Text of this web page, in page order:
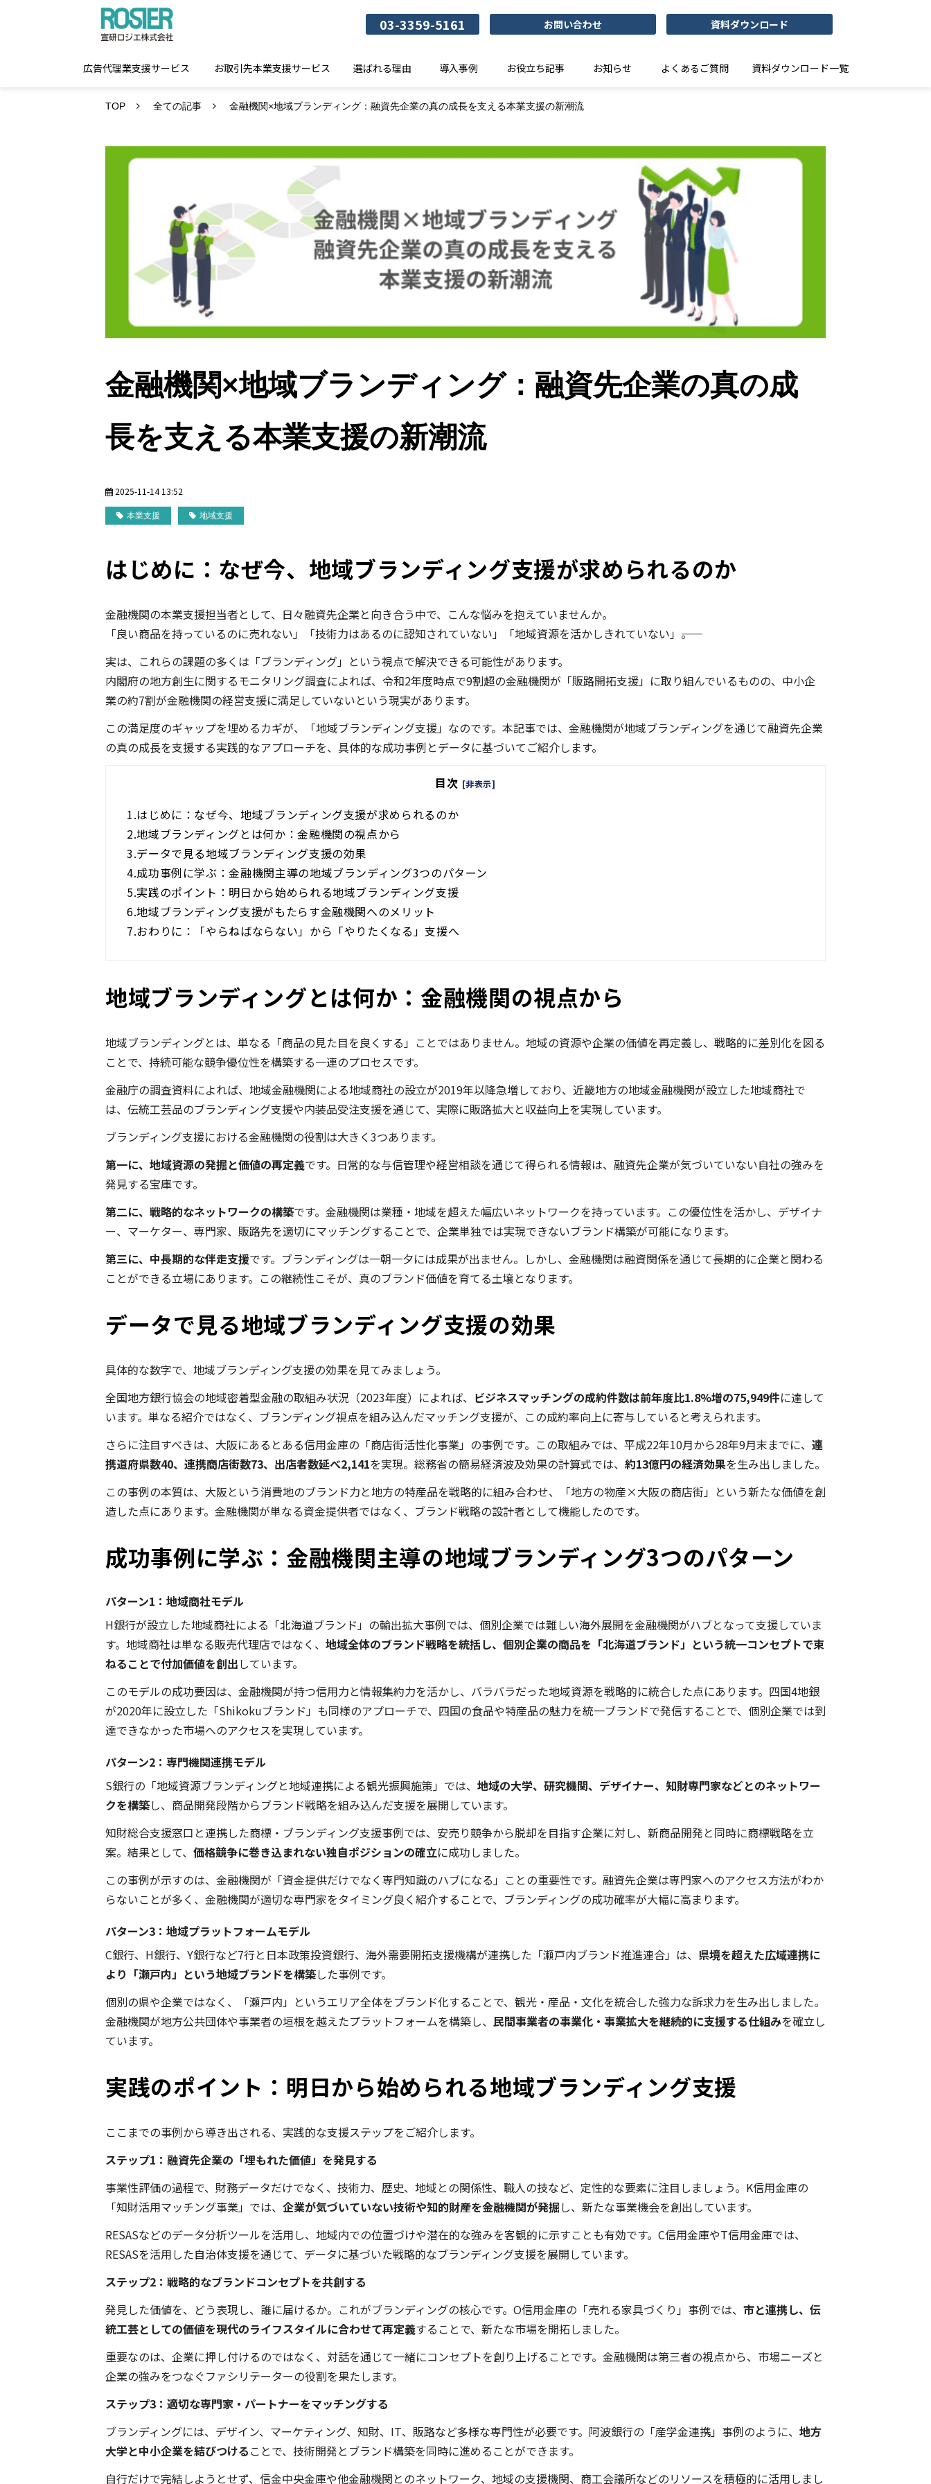
03-3359-5161 お問い合わせ 資料ダウンロード
広告代理業支援サービス お取引先本業支援サービス 選ばれる理由 導入事例 お役立ち記事 お知らせ よくあるご質問 資料ダウンロード一覧
TOP 全ての記事 金融機関×地域ブランディング：融資先企業の真の成長を支える本業支援の新潮流
金融機関×地域ブランディング：融資先企業の真の成
長を支える本業支援の新潮流
2025-11-14 13:52
本業支援 地域支援
はじめに：なぜ今、地域ブランディング支援が求められるのか
金融機関の本業支援担当者として、日々融資先企業と向き合う中で、こんな悩みを抱えていませんか。
「良い商品を持っているのに売れない」「技術力はあるのに認知されていない」「地域資源を活かしきれていない」――。
実は、これらの課題の多くは「ブランディング」という視点で解決できる可能性があります。
内閣府の地方創生に関するモニタリング調査によれば、令和2年度時点で9割超の金融機関が「販路開拓支援」に取り組んでいるものの、中小企
業の約7割が金融機関の経営支援に満足していないという現実があります。
この満足度のギャップを埋めるカギが、「地域ブランディング支援」なのです。本記事では、金融機関が地域ブランディングを通じて融資先企業
の真の成長を支援する実践的なアプローチを、具体的な成功事例とデータに基づいてご紹介します。
目次 [非表示]
1.はじめに：なぜ今、地域ブランディング支援が求められるのか
2.地域ブランディングとは何か：金融機関の視点から
3.データで見る地域ブランディング支援の効果
4.成功事例に学ぶ：金融機関主導の地域ブランディング3つのパターン
5.実践のポイント：明日から始められる地域ブランディング支援
6.地域ブランディング支援がもたらす金融機関へのメリット
7.おわりに：「やらねばならない」から「やりたくなる」支援へ
地域ブランディングとは何か：金融機関の視点から
地域ブランディングとは、単なる「商品の見た目を良くする」ことではありません。地域の資源や企業の価値を再定義し、戦略的に差別化を図る
ことで、持続可能な競争優位性を構築する一連のプロセスです。
金融庁の調査資料によれば、地域金融機関による地域商社の設立が2019年以降急増しており、近畿地方の地域金融機関が設立した地域商社で
は、伝統工芸品のブランディング支援や内装品受注支援を通じて、実際に販路拡大と収益向上を実現しています。
ブランディング支援における金融機関の役割は大きく3つあります。
第一に、地域資源の発掘と価値の再定義です。日常的な与信管理や経営相談を通じて得られる情報は、融資先企業が気づいていない自社の強みを
発見する宝庫です。
第二に、戦略的なネットワークの構築です。金融機関は業種・地域を超えた幅広いネットワークを持っています。この優位性を活かし、デザイナ
ー、マーケター、専門家、販路先を適切にマッチングすることで、企業単独では実現できないブランド構築が可能になります。
第三に、中長期的な伴走支援です。ブランディングは一朝一夕には成果が出ません。しかし、金融機関は融資関係を通じて長期的に企業と関わる
ことができる立場にあります。この継続性こそが、真のブランド価値を育てる土壌となります。
データで見る地域ブランディング支援の効果
具体的な数字で、地域ブランディング支援の効果を見てみましょう。
全国地方銀行協会の地域密着型金融の取組み状況（2023年度）によれば、 ビジネスマッチングの成約件数は前年度比1.8%増の75,949件に達して
います。単なる紹介ではなく、ブランディング視点を組み込んだマッチング支援が、この成約率向上に寄与していると考えられます。
さらに注目すべきは、大阪にあるとある信用金庫の「商店街活性化事業」の事例です。この取組みでは、平成22年10月から28年9月末までに、 連
携道府県数40、連携商店街数73、出店者数延べ2,141を実現。総務省の簡易経済波及効果の計算式では、 約13億円の経済効果を生み出しました。
この事例の本質は、大阪という消費地のブランド力と地方の特産品を戦略的に組み合わせ、「地方の物産×大阪の商店街」という新たな価値を創
造した点にあります。金融機関が単なる資金提供者ではなく、ブランド戦略の設計者として機能したのです。
成功事例に学ぶ：金融機関主導の地域ブランディング3つのパターン
パターン1：地域商社モデル
H銀行が設立した地域商社による「北海道ブランド」の輸出拡大事例では、個別企業では難しい海外展開を金融機関がハブとなって支援していま
す。地域商社は単なる販売代理店ではなく、 地域全体のブランド戦略を統括し、個別企業の商品を「北海道ブランド」という統一コンセプトで束
ねることで付加価値を創出しています。
このモデルの成功要因は、金融機関が持つ信用力と情報集約力を活かし、バラバラだった地域資源を戦略的に統合した点にあります。四国4地銀
が2020年に設立した「Shikokuブランド」も同様のアプローチで、四国の食品や特産品の魅力を統一ブランドで発信することで、個別企業では到
達できなかった市場へのアクセスを実現しています。
パターン2：専門機関連携モデル
S銀行の「地域資源ブランディングと地域連携による観光振興施策」では、 地域の大学、研究機関、デザイナー、知財専門家などとのネットワー
クを構築し、商品開発段階からブランド戦略を組み込んだ支援を展開しています。
知財総合支援窓口と連携した商標・ブランディング支援事例では、安売り競争から脱却を目指す企業に対し、新商品開発と同時に商標戦略を立
案。結果として、 価格競争に巻き込まれない独自ポジションの確立に成功しました。
この事例が示すのは、金融機関が「資金提供だけでなく専門知識のハブになる」ことの重要性です。融資先企業は専門家へのアクセス方法がわか
らないことが多く、金融機関が適切な専門家をタイミング良く紹介することで、ブランディングの成功確率が大幅に高まります。
パターン3：地域プラットフォームモデル
C銀行、H銀行、Y銀行など7行と日本政策投資銀行、海外需要開拓支援機構が連携した「瀬戸内ブランド推進連合」は、 県境を超えた広域連携に
より「瀬戸内」という地域ブランドを構築した事例です。
個別の県や企業ではなく、「瀬戸内」というエリア全体をブランド化することで、観光・産品・文化を統合した強力な訴求力を生み出しました。
金融機関が地方公共団体や事業者の垣根を越えたプラットフォームを構築し、 民間事業者の事業化・事業拡大を継続的に支援する仕組みを確立し
ています。
実践のポイント：明日から始められる地域ブランディング支援
ここまでの事例から導き出される、実践的な支援ステップをご紹介します。
ステップ1：融資先企業の「埋もれた価値」を発見する
事業性評価の過程で、財務データだけでなく、技術力、歴史、地域との関係性、職人の技など、定性的な要素に注目しましょう。K信用金庫の
「知財活用マッチング事業」では、 企業が気づいていない技術や知的財産を金融機関が発掘し、新たな事業機会を創出しています。
RESASなどのデータ分析ツールを活用し、地域内での位置づけや潜在的な強みを客観的に示すことも有効です。C信用金庫やT信用金庫では、
RESASを活用した自治体支援を通じて、データに基づいた戦略的なブランディング支援を展開しています。
ステップ2：戦略的なブランドコンセプトを共創する
発見した価値を、どう表現し、誰に届けるか。これがブランディングの核心です。O信用金庫の「売れる家具づくり」事例では、 市と連携し、伝
統工芸としての価値を現代のライフスタイルに合わせて再定義することで、新たな市場を開拓しました。
重要なのは、企業に押し付けるのではなく、対話を通じて一緒にコンセプトを創り上げることです。金融機関は第三者の視点から、市場ニーズと
企業の強みをつなぐファシリテーターの役割を果たします。
ステップ3：適切な専門家・パートナーをマッチングする
ブランディングには、デザイン、マーケティング、知財、IT、販路など多様な専門性が必要です。阿波銀行の「産学金連携」事例のように、 地方
大学と中小企業を結びつける ことで、技術開発とブランド構築を同時に進めることができます。
自行だけで完結しようとせず、信金中央金庫や他金融機関とのネットワーク、地域の支援機関、商工会議所などのリソースを積極的に活用しまし